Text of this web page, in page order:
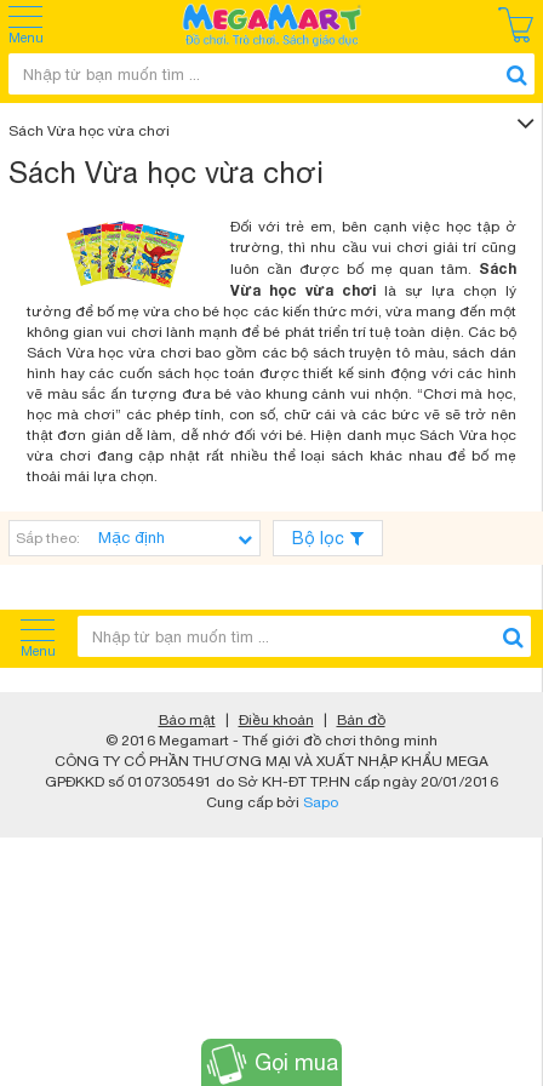
Menu
Sách Vừa học vừa chơi
Sắp theo: Bộ lọc
Sách Vừa học vừa chơi
Đối với trẻ em, bên cạnh việc học tập ở
trường, thì nhu cầu vui chơi giải trí cũng
luôn cần được bố mẹ quan tâm. Sách
Vừa học vừa chơi là sự lựa chọn lý
tưởng để bố mẹ vừa cho bé học các kiến thức mới, vừa mang đến một
không gian vui chơi lành mạnh để bé phát triển trí tuệ toàn diện. Các bộ
Sách Vừa học vừa chơi bao gồm các bộ sách truyện tô màu, sách dán
hình hay các cuốn sách học toán được thiết kế sinh động với các hình
vẽ màu sắc ấn tượng đưa bé vào khung cảnh vui nhộn. “Chơi mà học,
học mà chơi” các phép tính, con số, chữ cái và các bức vẽ sẽ trở nên
thật đơn giản dễ làm, dễ nhớ đối với bé. Hiện danh mục Sách Vừa học
vừa chơi đang cập nhật rất nhiều thể loại sách khác nhau để bố mẹ
thoải mái lựa chọn.
Menu
Gọi mua
Bảo mật Điều khoản
Bản đồ
© 2016 Megamart - Thế giới đồ chơi thông minh
CÔNG TY CỔ PHẦN THƯƠNG MẠI VÀ XUẤT NHẬP KHẨU MEGA
GPĐKKD số 0107305491 do Sở KH-ĐT TP.HN cấp ngày 20/01/2016
Cung cấp bởi Sapo